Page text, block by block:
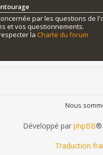
par les questions de
et vos questionnements.
la Charte du forum
Nous
Développé par phpBB®
Traduction